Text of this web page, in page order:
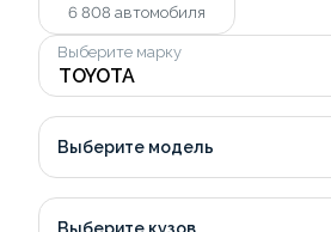
6 808 автомобиля
Выберите марку
Выберите модель